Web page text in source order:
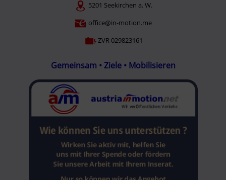
5201 Seekirchen a. W.
office@in-motion.me
ZVR 029823161
Gemeinsam • Ziele • Mobilisieren